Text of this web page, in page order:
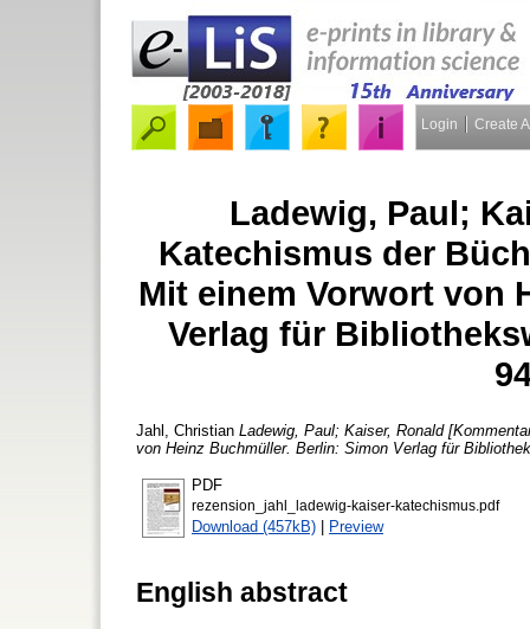
Login Create
Ladewig, Paul;
Katechismus der
Mit einem Vorwort von
Verlag für
Jahl, Christian Ladewig, Paul; Kaiser, Ronald
von Heinz Buchmüller. Berlin: Simon Verlag für
PDF
rezension_jahl_ladewig-kaiser-katechismus.pdf
Download (457kB) | Preview
English abstract